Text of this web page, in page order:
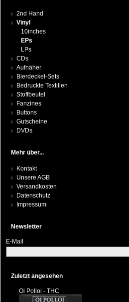
2nd Hand
Vinyl
10inches
EPs
LPs
CDs
Aufnäher
Bierdeckel-Sets
Bedruckte Textilien
Stoffbeutel
Fanzines
Buttons
Gutscheine
DVDs
Mehr über...
Kontakt
Unsere AGB
Versandkosten
Datenschutz
Impressum
Newsletter
E-Mail
Zuletzt angesehen
Oi Polloi - THC